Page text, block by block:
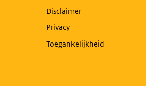
Disclaimer
Privacy
Toegankelijkheid